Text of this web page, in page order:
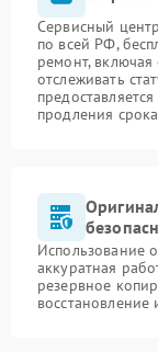
Сервисный
по всей РФ,
ремонт,
отслеживать
продления
Использование
аккуратная
резервное